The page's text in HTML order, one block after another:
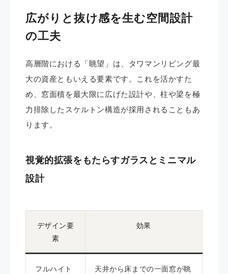
広がりと抜け感を生む空間設計
の工夫
高層階における「眺望」は、タワマンリビング最
大の資産ともいえる要素です。これを活かすた
め、窓面積を最大限に広げた設計や、柱や梁を極
力排除したスケルトン構造が採用されることもあ
ります。
視覚的拡張をもたらすガラスとミニマル
設計
デザイン要
素
効果
フルハイト
天井から床までの一面窓が眺